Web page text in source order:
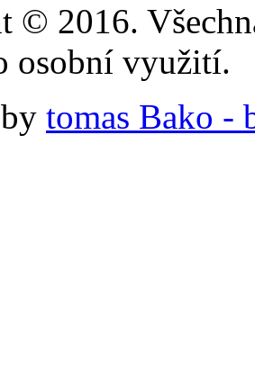
© 2016.
osobní využití.
tomas Bako -